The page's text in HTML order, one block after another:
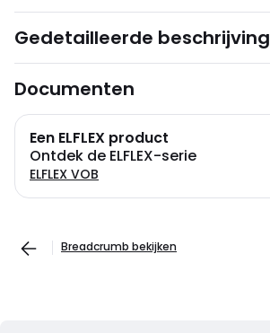
Gedetailleerde beschrijving
Documenten
Een ELFLEX product
Ontdek de ELFLEX-serie
ELFLEX VOB
Breadcrumb bekijken